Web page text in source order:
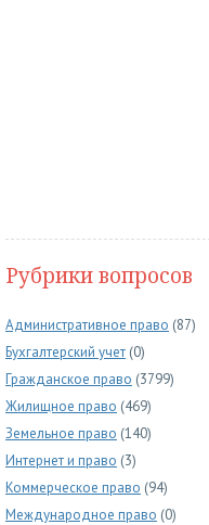
Рубрики вопросов
Административное право (87)
Бухгалтерский учет (0)
Гражданское право (3799)
Жилищное право (469)
Земельное право (140)
Интернет и право (3)
Коммерческое право (94)
Международное право (0)